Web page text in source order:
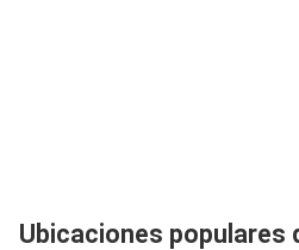
Ubicaciones populares